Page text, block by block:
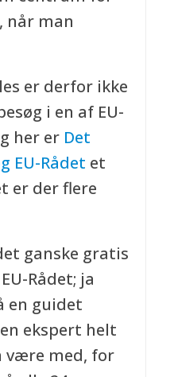
når man
er derfor ikke
i en af EU-
her er Det
EU-Rådet et
er der flere
ganske gratis
Rådet; ja
en guidet
ekspert helt
være med, for